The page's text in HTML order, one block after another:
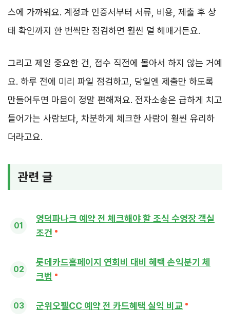
스에 가까워요. 계정과 인증서부터 서류, 비용, 제출 후 상
태 확인까지 한 번씩만 점검하면 훨씬 덜 헤매거든요.
그리고 제일 중요한 건, 접수 직전에 몰아서 하지 않는 거예
요. 하루 전에 미리 파일 점검하고, 당일엔 제출만 하도록
만들어두면 마음이 정말 편해져요. 전자소송은 급하게 치고
들어가는 사람보다, 차분하게 체크한 사람이 훨씬 유리하
더라고요.
관련 글
영덕파나크 예약 전 체크해야 할 조식 수영장 객실
조건
롯데카드홈페이지 연회비 대비 혜택 손익분기 체
크법
군위오펠CC 예약 전 카드혜택 실익 비교